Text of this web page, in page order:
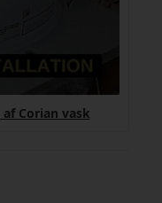
Corian vask